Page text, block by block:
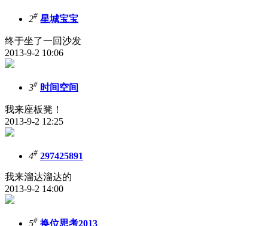
2# 星城宝宝
终于坐了一回沙发
2013-9-2 10:06
3# 时间空间
我来座板凳！
2013-9-2 12:25
4# 297425891
我来溜达溜达的
2013-9-2 14:00
5# 换位思考2013